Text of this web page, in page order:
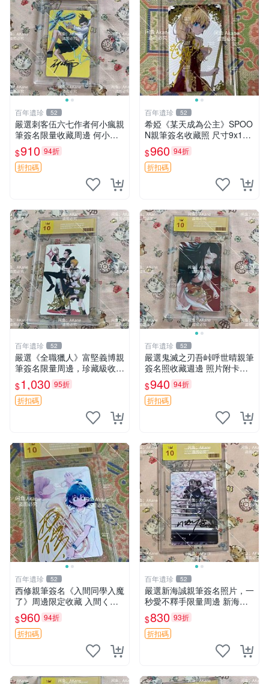
百年遺珍 52
嚴選刺客伍六七作者何小瘋親
筆簽名限量收藏周邊 何小瘋
簽名照 周邊照
$910 94折
折扣碼
百年遺珍 52
希婭《某天成為公主》SPOO
N親筆簽名收藏照 尺寸9x12c
m 國際媒體推薦周邊 魔法公
主周邊 帝國公主 現代插畫藝
術品
$960 94折
折扣碼
百年遺珍 52
嚴選《全職獵人》富堅義博親
筆簽名限量周邊，珍藏級收藏
相框推薦 全職獵人 富堅義博
簽名照
$1,030 95折
折扣碼
百年遺珍 52
嚴選鬼滅之刃吾峠呼世晴親筆
簽名照收藏週邊 照片附卡套
原寸尺寸 鬼滅之刃 祈禱卡片
戲劇版
$940 94折
折扣碼
百年遺珍 52
西修親筆簽名《入間同學入魔
了》周邊限定收藏 入間くん
原裝照片保真國外直采 國際
專場推薦 國際授權周邊 收藏
品
$960 94折
折扣碼
百年遺珍 52
嚴選新海誠親筆簽名照片，一
秒愛不釋手限量周邊 新海誠
相框 簽名照
$830 93折
折扣碼